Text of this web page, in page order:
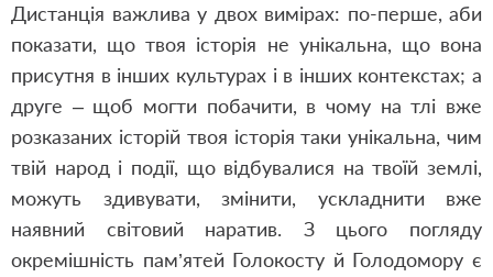
Дистанція важлива у двох вимірах: по-перше, аби
показати, що твоя історія не унікальна, що вона
присутня в інших культурах і в інших контекстах; а
друге – щоб могти побачити, в чому на тлі вже
розказаних історій твоя історія таки унікальна, чим
твій народ і події, що відбувалися на твоїй землі,
можуть здивувати, змінити, ускладнити вже
наявний світовий наратив. З цього погляду
окремішність пам’ятей Голокосту й Голодомору є